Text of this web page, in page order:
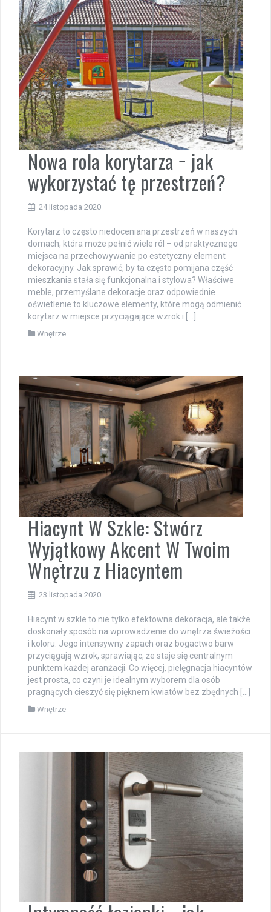
Nowa rola korytarza − jak
wykorzystać tę przestrzeń?
24 listopada 2020
Korytarz to często niedoceniana przestrzeń w naszych
domach, która może pełnić wiele ról – od praktycznego
miejsca na przechowywanie po estetyczny element
dekoracyjny. Jak sprawić, by ta często pomijana część
mieszkania stała się funkcjonalna i stylowa? Właściwe
meble, przemyślane dekoracje oraz odpowiednie
oświetlenie to kluczowe elementy, które mogą odmienić
korytarz w miejsce przyciągające wzrok i […]
Wnętrze
Hiacynt W Szkle: Stwórz
Wyjątkowy Akcent W Twoim
Wnętrzu z Hiacyntem
23 listopada 2020
Hiacynt w szkle to nie tylko efektowna dekoracja, ale także
doskonały sposób na wprowadzenie do wnętrza świeżości
i koloru. Jego intensywny zapach oraz bogactwo barw
przyciągają wzrok, sprawiając, że staje się centralnym
punktem każdej aranżacji. Co więcej, pielęgnacja hiacyntów
jest prosta, co czyni je idealnym wyborem dla osób
pragnących cieszyć się pięknem kwiatów bez zbędnych […]
Wnętrze